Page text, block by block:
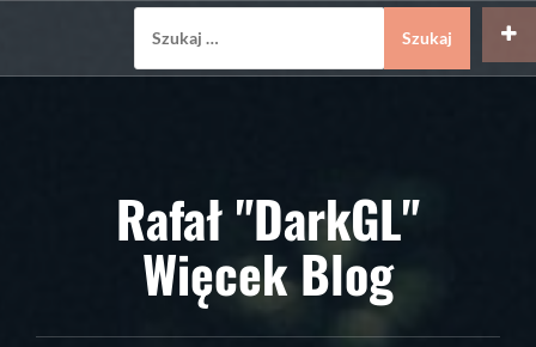
Rafał "DarkGL"
Więcek Blog